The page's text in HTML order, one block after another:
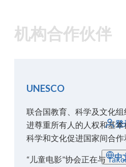
登
中
机构合作伙伴
UNESCO
联合国教育、科学及文化
进尊重所有人的人权和基本
科学和文化促进国家间合作
“儿童电影”协会正在与